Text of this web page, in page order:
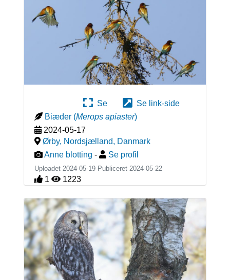
Se
Se link-side
Biæder (Merops apiaster)
2024-05-17
Ørby, Nordsjælland, Danmark
Anne blotting - Se profil
Uploadet 2024-05-19 Publiceret 2024-05-22
1 1223